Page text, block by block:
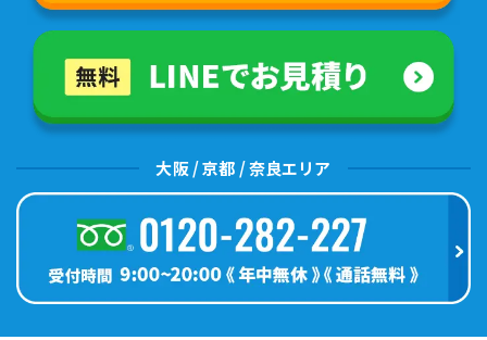
大阪 / 京都 / 奈良エリア